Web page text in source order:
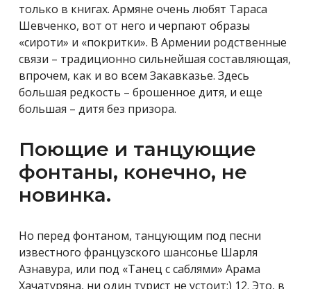
только в книгах. Армяне очень любят Тараса
Шевченко, вот от него и черпают образы
«сироти» и «покритки». В Армении родственные
связи – традиционно сильнейшая составляющая,
впрочем, как и во всем Закавказье. Здесь
большая редкость – брошенное дитя, и еще
большая – дитя без призора.
Поющие и танцующие
фонтаны, конечно, не
новинка.
Но перед фонтаном, танцующим под песни
известного французского шансонье Шарля
Азнавура, или под «Танец с саблями» Арама
Хачатуряна, ни один турист не устоит;) 12. Это, в